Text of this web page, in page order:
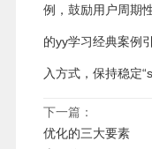
例，鼓励用户周期
的yy学习经典案例
入方式，保持稳定
下一篇：
优化的三大要素